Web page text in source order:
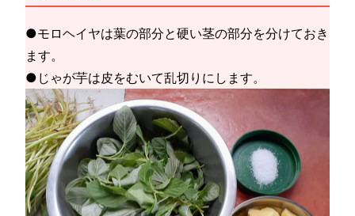
●モロヘイヤは葉の部分と硬い茎の部分を分けておき
ます。
●じゃが芋は皮をむいて乱切りにします。